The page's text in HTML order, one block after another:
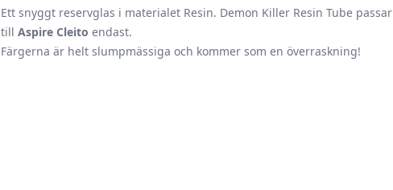
Ett snyggt reservglas i materialet Resin. Demon Killer Resin Tube passar
tillAspire Cleito endast.
Färgerna är helt slumpmässiga och kommer som en överraskning!